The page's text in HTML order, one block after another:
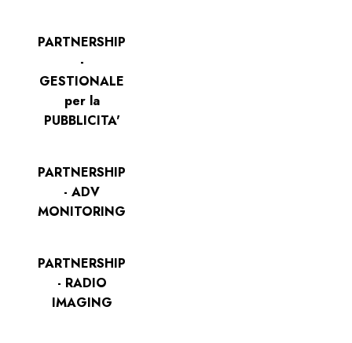
PARTNERSHIP
-
GESTIONALE
per la
PUBBLICITA'
PARTNERSHIP
- ADV
MONITORING
PARTNERSHIP
- RADIO
IMAGING